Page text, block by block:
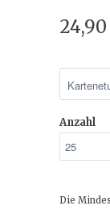
Anzahl
Die